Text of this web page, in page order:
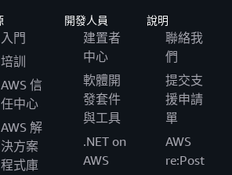
入門
培訓
AWS 信
任中心
AWS 解
決方案
程式庫
開發人員
建置者
中心
軟體開
發套件
與工具
.NET on
AWS
說明
聯絡我
們
提交支
援申請
單
AWS
re:Post